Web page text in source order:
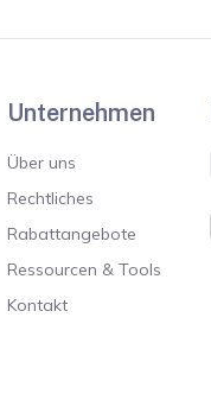
Unternehmen
Über uns
Rechtliches
Rabattangebote
Ressourcen & Tools
Kontakt